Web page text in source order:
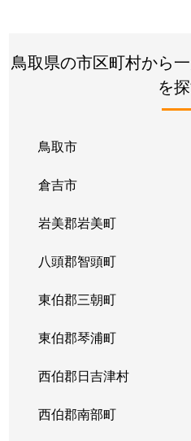
鳥取県の市区町村から
を
鳥取市
倉吉市
岩美郡岩美町
八頭郡智頭町
東伯郡三朝町
東伯郡琴浦町
西伯郡日吉津村
西伯郡南部町